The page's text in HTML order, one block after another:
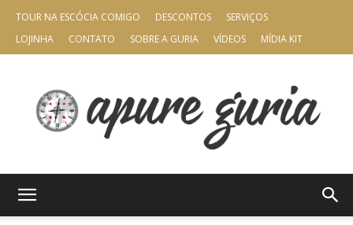
TOUR NA ESCÓCIA COMIGO DESCONTOS
SERVIÇOS
LOJINHA
CONTATO SOBRE A GURIA VÍDEOS MÍDIA KIT